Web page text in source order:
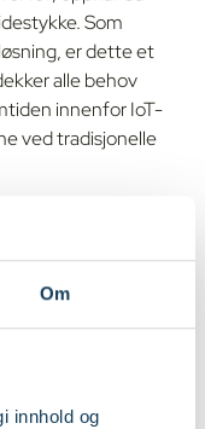
Om
innhold og
Som
er dette et
alle behov
innenfor IoT-
ved tradisjonelle
IoT-